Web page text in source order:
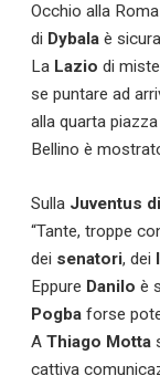
Occhio alla
di Dybala è
La Lazio di
se puntare ad
alla quarta
Bellino è
Sulla Juventus
“Tante, troppe
dei senatori, dei
Eppure Danilo è
Pogba forse
A Thiago Motta
cattiva